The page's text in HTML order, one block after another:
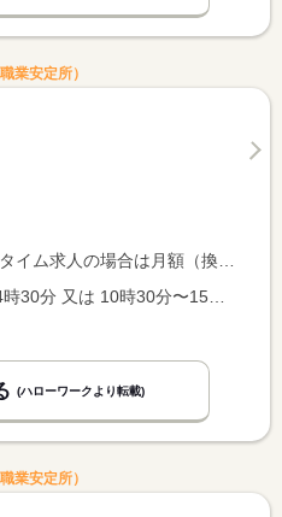
業安定所）
算額）、パート求人の場合は時間額を表示しています。
(ハローワークより転載)
業安定所）